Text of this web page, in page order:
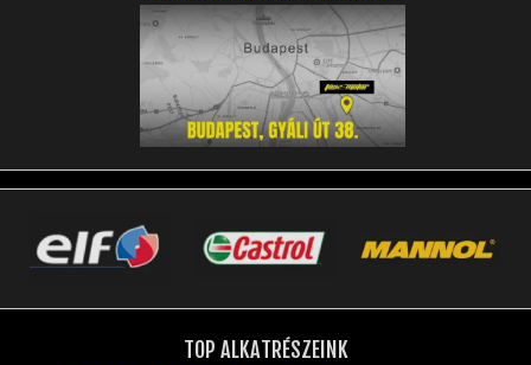
TOP ALKATRÉSZEINK